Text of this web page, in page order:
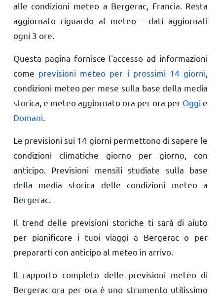
alle condizioni meteo a Bergerac, Francia. Resta
aggiornato riguardo al meteo - dati aggiornati
ogni 3 ore.
Questa pagina fornisce l'accesso ad informazioni
come previsioni meteo per i prossimi 14 giorni
condizioni meteo per mese sulla base della media
storica, e meteo aggiornato ora per ora per Oggi e
Domani
Le previsioni sui 14 giorni permettono di sapere le
condizioni climatiche giorno per giorno, con
anticipo. Previsioni mensili studiate sulla base
della media storica delle condizioni meteo a
Bergerac.
Il trend delle previsioni storiche ti sarà di aiuto
per pianificare i tuoi viaggi a Bergerac o per
prepararti con anticipo al meteo in arrivo.
Il rapporto completo delle previsioni meteo di
Bergerac ora per ora è uno strumento utilissimo